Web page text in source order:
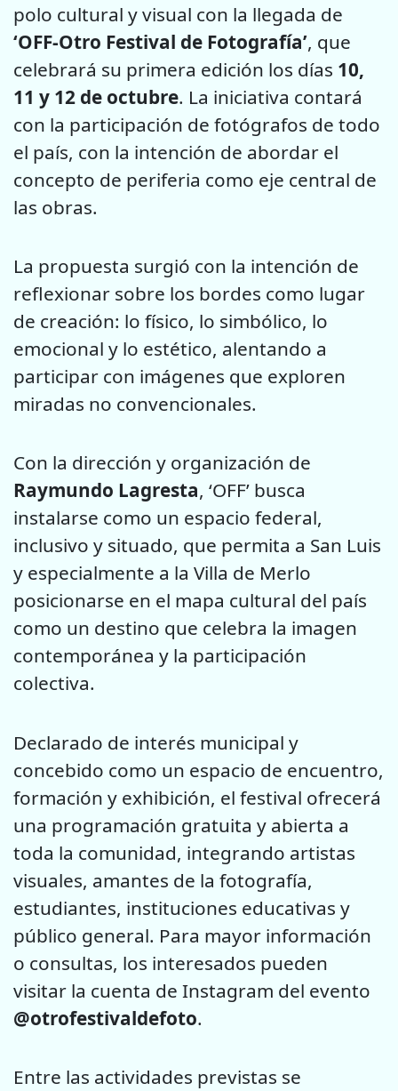
polo cultural y visual con la llegada de
‘OFF-Otro Festival de Fotografía’, que
celebrará su primera edición los días 10,
11 y 12 de octubre. La iniciativa contará
con la participación de fotógrafos de todo
el país, con la intención de abordar el
concepto de periferia como eje central de
las obras.
La propuesta surgió con la intención de
reflexionar sobre los bordes como lugar
de creación: lo físico, lo simbólico, lo
emocional y lo estético, alentando a
participar con imágenes que exploren
miradas no convencionales.
Con la dirección y organización de
Raymundo Lagresta, ‘OFF’ busca
instalarse como un espacio federal,
inclusivo y situado, que permita a San Luis
y especialmente a la Villa de Merlo
posicionarse en el mapa cultural del país
como un destino que celebra la imagen
contemporánea y la participación
colectiva.
Declarado de interés municipal y
concebido como un espacio de encuentro,
formación y exhibición, el festival ofrecerá
una programación gratuita y abierta a
toda la comunidad, integrando artistas
visuales, amantes de la fotografía,
estudiantes, instituciones educativas y
público general. Para mayor información
o consultas, los interesados pueden
visitar la cuenta de Instagram del evento
@otrofestivaldefoto.
Entre las actividades previstas se